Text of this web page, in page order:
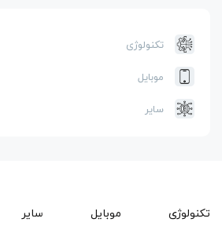
32ºcتکنولوژی
موبایل
سایر
تکنولوژی موبایل سایر